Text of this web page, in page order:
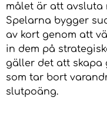
målet är att avsluta
Spelarna bygger
av kort genom att
in dem på
gäller det att skapa
som tar bort
slutpoäng.